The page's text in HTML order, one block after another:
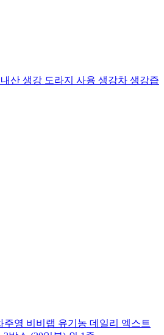
산 생강 도라지 사용 생강차 생강즙
영 비비랩 유기농 데일리 엑스트